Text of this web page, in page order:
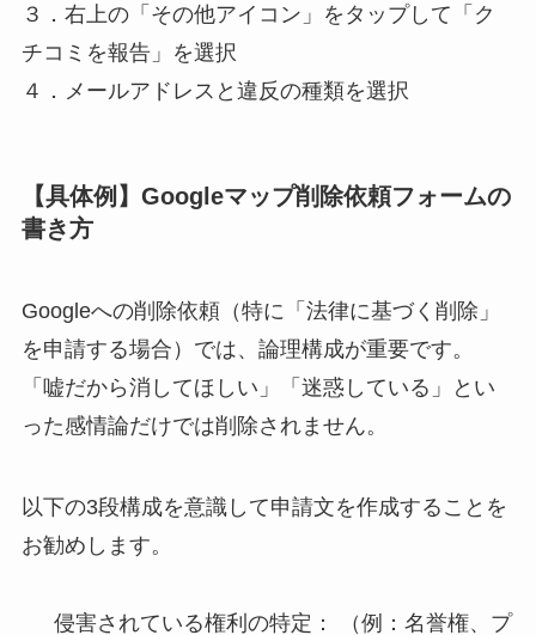
３．右上の「その他アイコン」をタップして「ク
チコミを報告」を選択
４．メールアドレスと違反の種類を選択
【具体例】Googleマップ削除依頼フォームの
書き方
Googleへの削除依頼（特に「法律に基づく削除」
を申請する場合）では、論理構成が重要です。
「嘘だから消してほしい」「迷惑している」とい
った感情論だけでは削除されません。
以下の3段構成を意識して申請文を作成することを
お勧めします。
侵害されている権利の特定：
（例：名誉権、プ